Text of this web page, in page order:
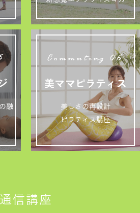
融
Commuting 06
美ママピラティス
美しさの再設計
ピラティス講座
通信講座